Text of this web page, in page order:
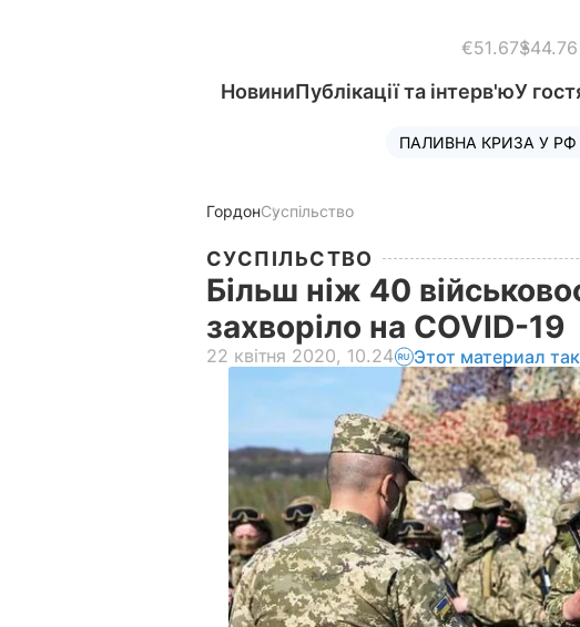
€51.67$44.76
НовиниПублікації та інтерв'юУ
ПАЛИВНА КРИЗА У РФ
ГордонСуспільство
СУСПІЛЬСТВО
Більш ніж 40
захворіло на COVID-19
22 квітня 2020, 10.24 Этот материал